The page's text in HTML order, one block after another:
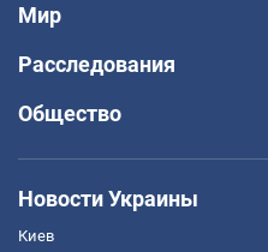
Мир
Расследования
Общество
Новости Украины
Киев